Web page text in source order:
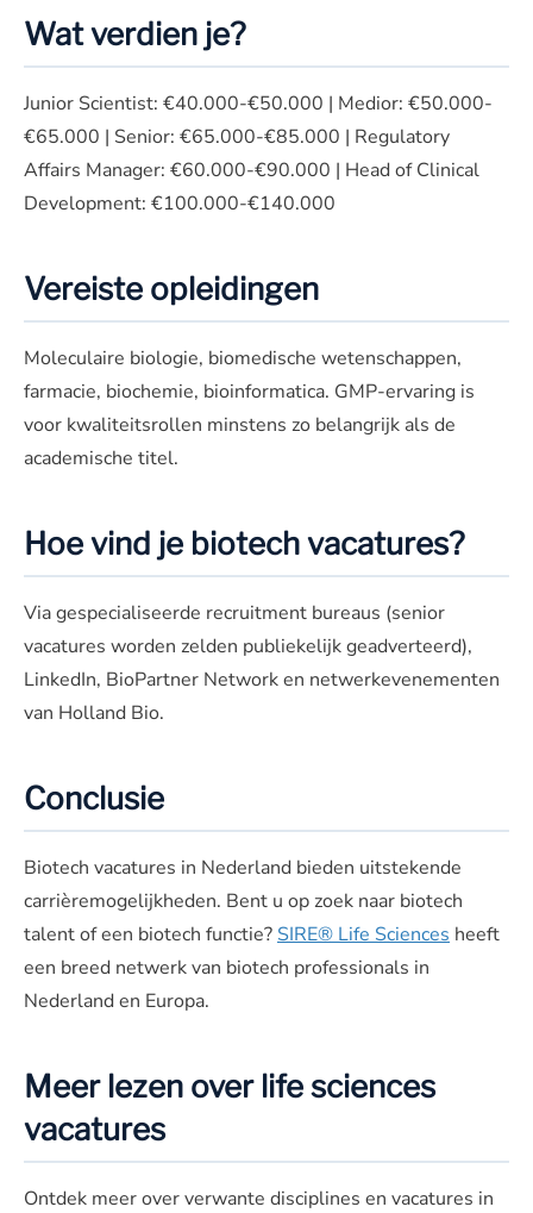
Wat verdien je?
Junior Scientist: €40.000-€50.000 | Medior: €50.000-
€65.000 | Senior: €65.000-€85.000 | Regulatory
Affairs Manager: €60.000-€90.000 | Head of Clinical
Development: €100.000-€140.000
Vereiste opleidingen
Moleculaire biologie, biomedische wetenschappen,
farmacie, biochemie, bioinformatica. GMP-ervaring is
voor kwaliteitsrollen minstens zo belangrijk als de
academische titel.
Hoe vind je biotech vacatures?
Via gespecialiseerde recruitment bureaus (senior
vacatures worden zelden publiekelijk geadverteerd),
LinkedIn, BioPartner Network en netwerkevenementen
van Holland Bio.
Conclusie
Biotech vacatures in Nederland bieden uitstekende
carrièremogelijkheden. Bent u op zoek naar biotech
talent of een biotech functie? SIRE® Life Sciences heeft
een breed netwerk van biotech professionals in
Nederland en Europa.
Meer lezen over life sciences
vacatures
Ontdek meer over verwante disciplines en vacatures in